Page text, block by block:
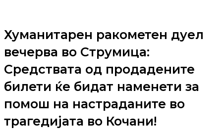
Хуманитарен ракометен дуел
вечерва во Струмица:
Средствата од продадените
билети ќе бидат наменети за
помош на настраданите во
трагедијата во Кочани!